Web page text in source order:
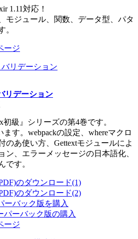
1.11対応！
モジュール、関数、データ型、パタ
。
ージ
リデーション
級』シリーズの第4巻です。
ます。webpackの設定、whereマクロ
のあ使い方、Gettextモジュールによ
ン、エラーメッセージの日本語化、
です。
のダウンロード(1)
のダウンロード(2)
ーバック版を購入
パーバック版の購入
ージ